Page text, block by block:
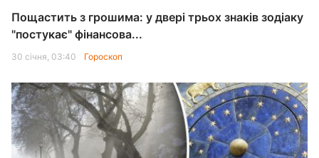
Пощастить з грошима: у двері трьох знаків зодіаку
"постукає" фінансова...
30 січня, 03:40 Гороскоп